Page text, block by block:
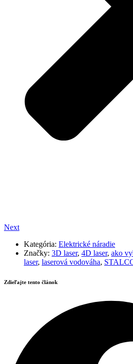
Next
Kategória: Elektrické náradie
Značky: 3D laser, 4D laser, ako
laser, laserová vodováha,
Zdieľajte tento článok